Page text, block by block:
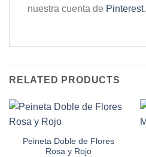
nuestra cuenta de Pinterest.
RELATED PRODUCTS
Peineta Doble de Flores
Rosa y Rojo